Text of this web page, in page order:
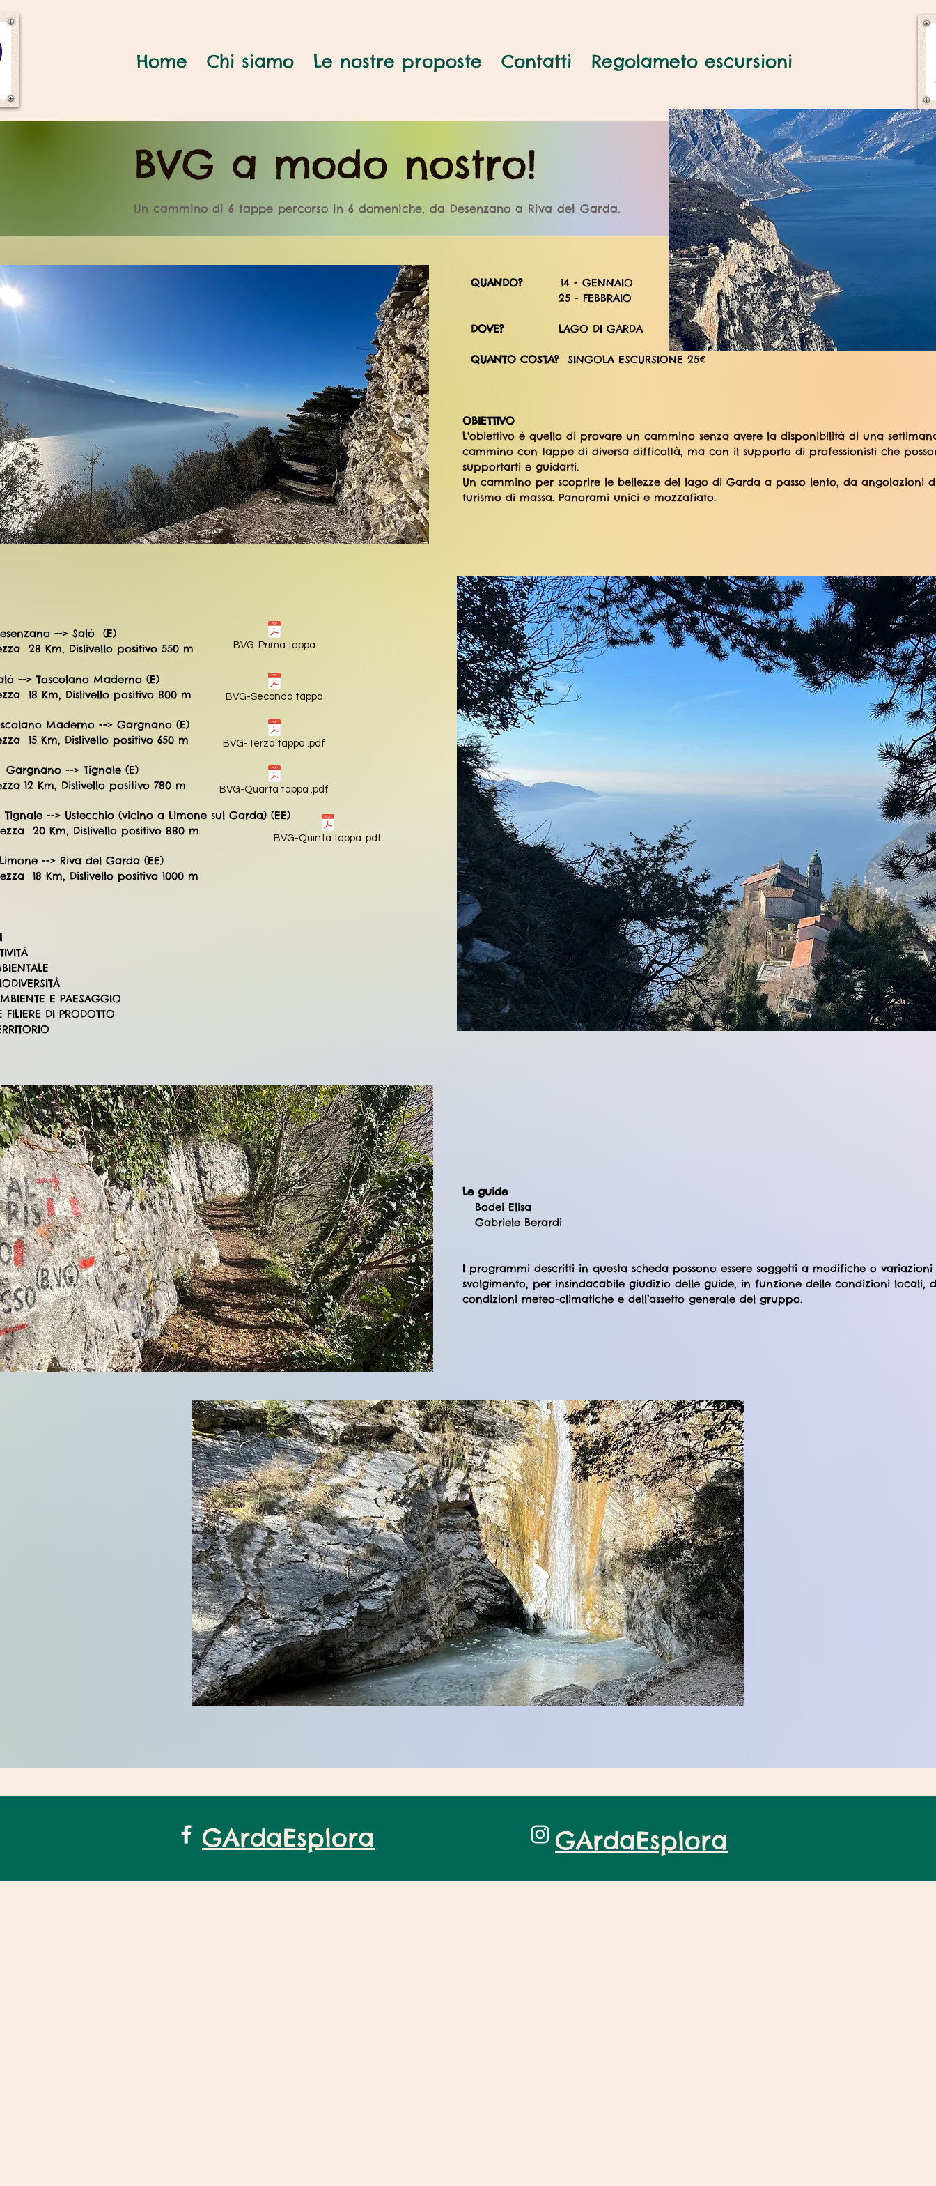
Home Chi siamo Le nostre proposte Contatti Regolameto escursioni
BVG a modo nostro!
Un cammino di 6 tappe percorso in 6 domeniche, da Desenzano a Riva del Garda.
QUANDO? 14 - GENNAIO
25 - FEBBRAIO
DOVE? LAGO DI GARDA
QUANTO COSTA? SINGOLA ESCURSIONE 25€
OBIETTIVO
L'obiettivo è quello di provare un cammino senza avere la disponibilità di una
cammino con tappe di diversa difficoltà, ma con il supporto di professionisti che
supportarti e guidarti.
Un cammino per scoprire le bellezze del lago di Garda a passo lento, da angolazioni
turismo di massa. Panorami unici e mozzafiato.
--> Salò (E)
Km, Dislivello positivo 550 m
--> Toscolano Maderno (E)
18 Km, Dislivello positivo 800 m
Maderno --> Gargnano (E)
15 Km, Dislivello positivo 650 m
Gargnano --> Tignale (E)
12 Km, Dislivello positivo 780 m
Tignale --> Ustecchio (vicino a Limone sul Garda) (EE)
20 Km, Dislivello positivo 880 m
Limone --> Riva del Garda (EE)
18 Km, Dislivello positivo 1000 m
E PAESAGGIO
DI PRODOTTO
BVG-Prima tappa
BVG-Seconda tappa
BVG-Terza tappa .pdf
BVG-Quarta tappa .pdf
BVG-Quinta tappa .pdf
Le guide
Bodei Elisa
Gabriele Berardi
I programmi descritti in questa scheda possono essere soggetti a modifiche o
svolgimento, per insindacabile giudizio delle guide, in funzione delle condizioni locali,
condizioni meteo-climatiche e dell’assetto generale del gruppo.
GArdaEsplora GArdaEsplora